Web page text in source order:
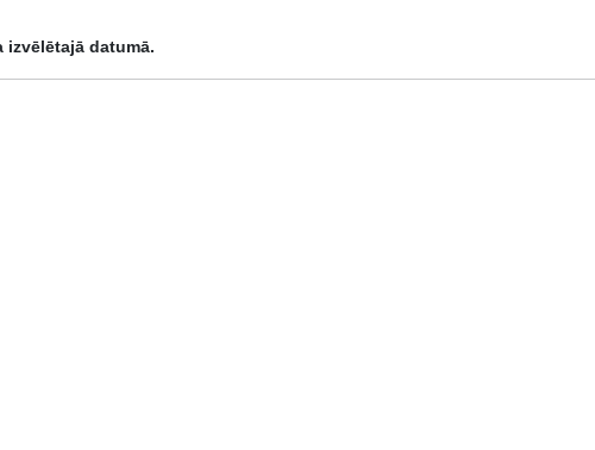
izvēlētajā datumā.